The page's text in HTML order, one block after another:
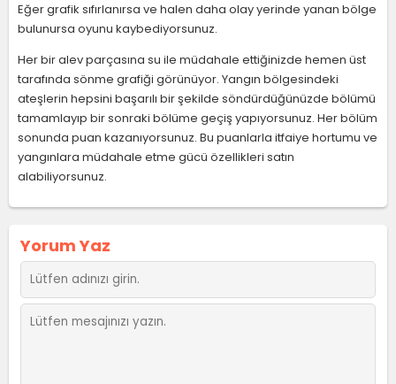
Eğer grafik sıfırlanırsa ve halen daha olay yerinde yanan bölge
bulunursa oyunu kaybediyorsunuz.
Her bir alev parçasına su ile müdahale ettiğinizde hemen üst
tarafında sönme grafiği görünüyor. Yangın bölgesindeki
ateşlerin hepsini başarılı bir şekilde söndürdüğünüzde bölümü
tamamlayıp bir sonraki bölüme geçiş yapıyorsunuz. Her bölüm
sonunda puan kazanıyorsunuz. Bu puanlarla itfaiye hortumu ve
yangınlara müdahale etme gücü özellikleri satın
alabiliyorsunuz.
Yorum Yaz